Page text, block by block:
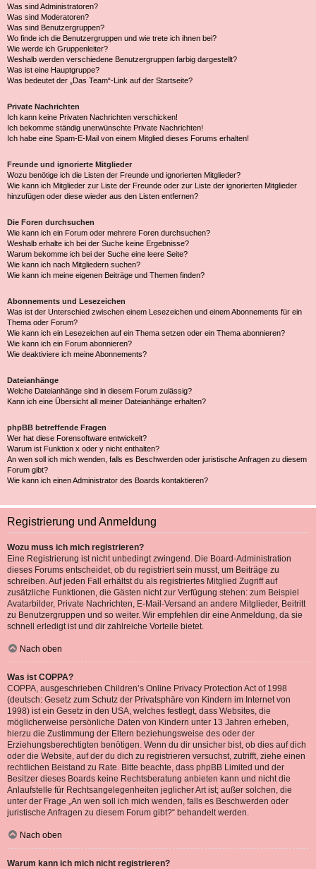
Was sind Administratoren?
Was sind Moderatoren?
Was sind Benutzergruppen?
Wo finde ich die Benutzergruppen und wie trete ich ihnen bei?
Wie werde ich Gruppenleiter?
Weshalb werden verschiedene Benutzergruppen farbig dargestellt?
Was ist eine Hauptgruppe?
Was bedeutet der „Das Team“-Link auf der Startseite?
Private Nachrichten
Ich kann keine Privaten Nachrichten verschicken!
Ich bekomme ständig unerwünschte Private Nachrichten!
Ich habe eine Spam-E-Mail von einem Mitglied dieses Forums erhalten!
Freunde und ignorierte Mitglieder
Wozu benötige ich die Listen der Freunde und ignorierten Mitglieder?
Wie kann ich Mitglieder zur Liste der Freunde oder zur Liste der ignorierten Mitglieder
hinzufügen oder diese wieder aus den Listen entfernen?
Die Foren durchsuchen
Wie kann ich ein Forum oder mehrere Foren durchsuchen?
Weshalb erhalte ich bei der Suche keine Ergebnisse?
Warum bekomme ich bei der Suche eine leere Seite?
Wie kann ich nach Mitgliedern suchen?
Wie kann ich meine eigenen Beiträge und Themen finden?
Abonnements und Lesezeichen
Was ist der Unterschied zwischen einem Lesezeichen und einem Abonnements für ein
Thema oder Forum?
Wie kann ich ein Lesezeichen auf ein Thema setzen oder ein Thema abonnieren?
Wie kann ich ein Forum abonnieren?
Wie deaktiviere ich meine Abonnements?
Dateianhänge
Welche Dateianhänge sind in diesem Forum zulässig?
Kann ich eine Übersicht all meiner Dateianhänge erhalten?
phpBB betreffende Fragen
Wer hat diese Forensoftware entwickelt?
Warum ist Funktion x oder y nicht enthalten?
An wen soll ich mich wenden, falls es Beschwerden oder juristische Anfragen zu diesem
Forum gibt?
Wie kann ich einen Administrator des Boards kontaktieren?
Registrierung und Anmeldung
Wozu muss ich mich registrieren?
Eine Registrierung ist nicht unbedingt zwingend. Die Board-Administration
dieses Forums entscheidet, ob du registriert sein musst, um Beiträge zu
schreiben. Auf jeden Fall erhältst du als registriertes Mitglied Zugriff auf
zusätzliche Funktionen, die Gästen nicht zur Verfügung stehen: zum Beispiel
Avatarbilder, Private Nachrichten, E-Mail-Versand an andere Mitglieder, Beitritt
zu Benutzergruppen und so weiter. Wir empfehlen dir eine Anmeldung, da sie
schnell erledigt ist und dir zahlreiche Vorteile bietet.
Nach oben
Was ist COPPA?
COPPA, ausgeschrieben Children’s Online Privacy Protection Act of 1998
(deutsch: Gesetz zum Schutz der Privatsphäre von Kindern im Internet von
1998) ist ein Gesetz in den USA, welches festlegt, dass Websites, die
möglicherweise persönliche Daten von Kindern unter 13 Jahren erheben,
hierzu die Zustimmung der Eltern beziehungsweise des oder der
Erziehungsberechtigten benötigen. Wenn du dir unsicher bist, ob dies auf dich
oder die Website, auf der du dich zu registrieren versuchst, zutrifft, ziehe einen
rechtlichen Beistand zu Rate. Bitte beachte, dass phpBB Limited und der
Besitzer dieses Boards keine Rechtsberatung anbieten kann und nicht die
Anlaufstelle für Rechtsangelegenheiten jeglicher Art ist; außer solchen, die
unter der Frage „An wen soll ich mich wenden, falls es Beschwerden oder
juristische Anfragen zu diesem Forum gibt?“ behandelt werden.
Nach oben
Warum kann ich mich nicht registrieren?